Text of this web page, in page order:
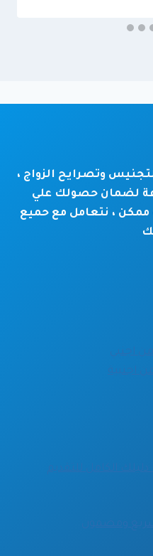
وتصرايح الزواج ،
لضمان حصولك علي
، نتعامل مع حميع
اجنبي
اجنبية
الكامل للتقديم
ومضمون